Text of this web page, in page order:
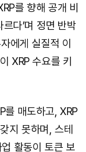
를 향해 공개 비
다’며 정면 반박
에게 실질적 이
XRP 수요를 키
를 매도하고, XRP
지 못하며, 스테
활동이 토큰 보